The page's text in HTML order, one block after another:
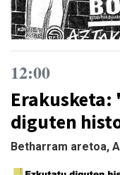
12:00
diguten
Betharram aretoa,